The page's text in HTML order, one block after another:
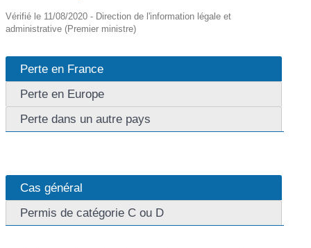
Vérifié le 11/08/2020 - Direction de l'information légale et
administrative (Premier ministre)
Perte en France
Perte en Europe
Perte dans un autre pays
Cas général
Permis de catégorie C ou D